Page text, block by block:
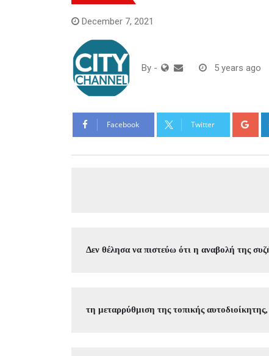
December 7, 2021
By - 5 years ago
Facebook Twitter
Δεν θέλησα να πιστεύω ότι η αναβολή της
τη μεταρρύθμιση της τοπικής